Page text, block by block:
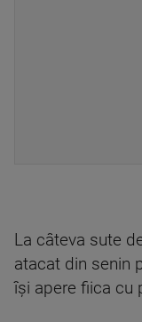
La câteva sute
atacat din senin
își apere fiica cu